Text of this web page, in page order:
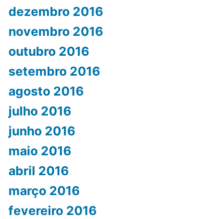
dezembro 2016
novembro 2016
outubro 2016
setembro 2016
agosto 2016
julho 2016
junho 2016
maio 2016
abril 2016
março 2016
fevereiro 2016